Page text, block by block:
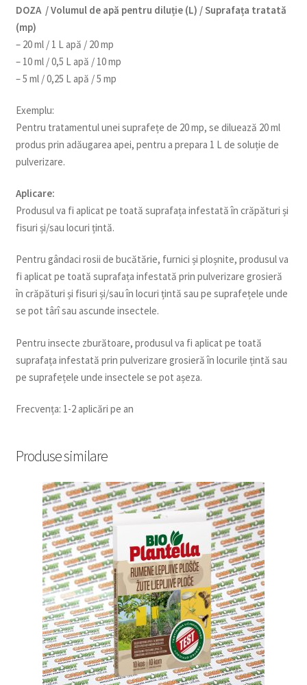
DOZA / Volumul de apă pentru diluție (L) / Suprafața tratată
(mp)
– 20 ml / 1 L apă / 20 mp
– 10 ml / 0,5 L apă / 10 mp
– 5 ml / 0,25 L apă / 5 mp
Exemplu:
Pentru tratamentul unei suprafețe de 20 mp, se diluează 20 ml
produs prin adăugarea apei, pentru a prepara 1 L de soluție de
pulverizare.
Aplicare:
Produsul va fi aplicat pe toată suprafața infestată în crăpături și
fisuri și/sau locuri țintă.
Pentru gândaci rosii de bucătărie, furnici și ploșnite, produsul va
fi aplicat pe toată suprafața infestată prin pulverizare grosieră
în crăpături și fisuri și/sau în locuri țintă sau pe suprafețele unde
se pot târî sau ascunde insectele.
Pentru insecte zburătoare, produsul va fi aplicat pe toată
suprafața infestată prin pulverizare grosieră în locurile țintă sau
pe suprafețele unde insectele se pot așeza.
Frecvența: 1-2 aplicări pe an
Produse similare